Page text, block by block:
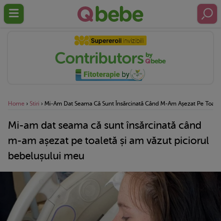
Home › Stiri › Mi-Am Dat Seama Că Sunt Însărcinată Când M-Am Așezat Pe
Mi-am dat seama că sunt însărcinată când
m-am așezat pe toaletă și am văzut piciorul
bebelușului meu